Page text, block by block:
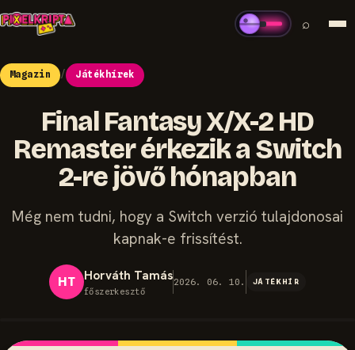
⌕
Magazin / Játékhírek
Final Fantasy X/X-2 HD
Remaster érkezik a Switch
2-re jövő hónapban
Még nem tudni, hogy a Switch verzió tulajdonosai
kapnak-e frissítést.
HT Horváth Tamás
főszerkesztő
2026. 06. 10. JÁTÉKHÍR